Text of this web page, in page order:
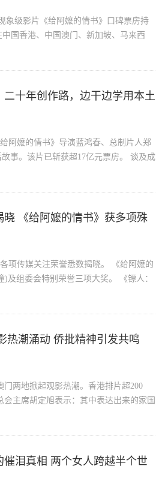
象级影片《给阿嬷的情书》口碑票房持
国香港、中国澳门、新加坡、马来西
十年创作路，边干边学用本土
阿嬷的情书》导演蓝鸿春、总制片人郑
事。该片已斩获超17亿元票房。 谈及成
《给阿嬷的情书》获多项殊
项传媒关注荣誉悉数揭晓。 《给阿嬷的
组委会特别荣誉三项大奖。 《镖人：
热潮涌动 侨批精神引发共鸣
两地掀起观影热潮。香港排片超200
主席胡定旭表示：其中表达出来的家国
催泪真相 两个女人跨越半个世